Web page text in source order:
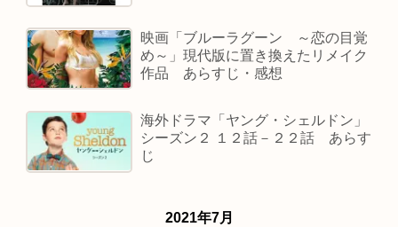
映画「ブルーラグーン ～恋の目覚
め～」現代版に置き換えたリメイク
作品 あらすじ・感想
海外ドラマ「ヤング・シェルドン」
シーズン２ １２話－２２話 あらす
じ
2021年7月